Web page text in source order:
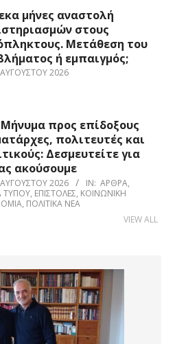
μήνες αναστολή
στους
Μετάθεση του
ή εμπαιγμός;
2026
προς επίδοξους
πολιτευτές και
Δεσμευτείτε για
ακούσουμε
2026 IN: ΆΡΘΡΑ,
ΤΎΠΟΥ, ΕΠΙΣΤΟΛΈΣ, ΚΟΙΝΩΝΙΚΉ
, ΠΟΛΙΤΙΚΆ ΝΈΑ
VIEW ALL